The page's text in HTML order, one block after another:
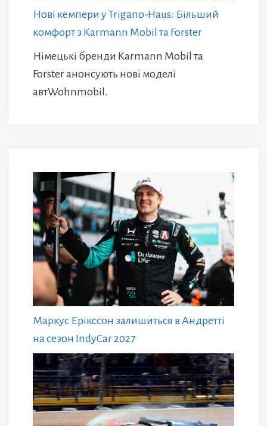
Нові кемпери у Trigano-Haus: Більший
комфорт з Karmann Mobil та Forster
Німецькі бренди Karmann Mobil та
Forster анонсують нові моделі
автWohnmobil.
Маркус Ерікссон залишиться в Андретті
на сезон IndyCar 2027